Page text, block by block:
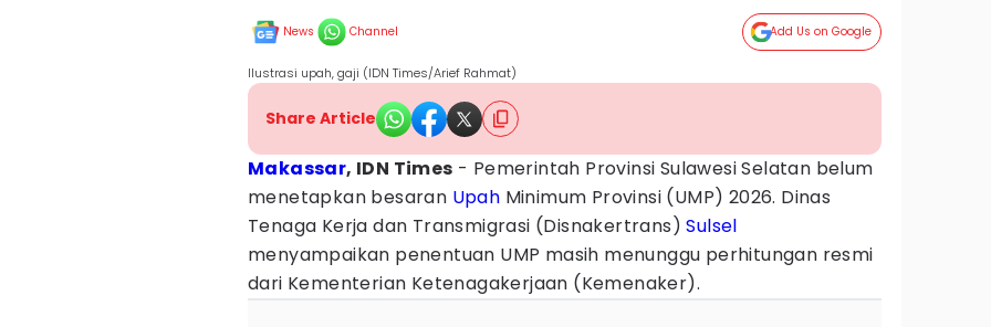
News Channel Add Us on Google
Ilustrasi upah, gaji (IDN Times/Arief Rahmat)
Share Article
Makassar, IDN Times - Pemerintah Provinsi Sulawesi Selatan belum
menetapkan besaran Upah Minimum Provinsi (UMP) 2026. Dinas
Tenaga Kerja dan Transmigrasi (Disnakertrans)Sulsel
menyampaikan penentuan UMP masih menunggu perhitungan resmi
dari Kementerian Ketenagakerjaan (Kemenaker).